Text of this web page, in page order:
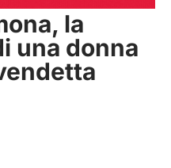
la
una donna